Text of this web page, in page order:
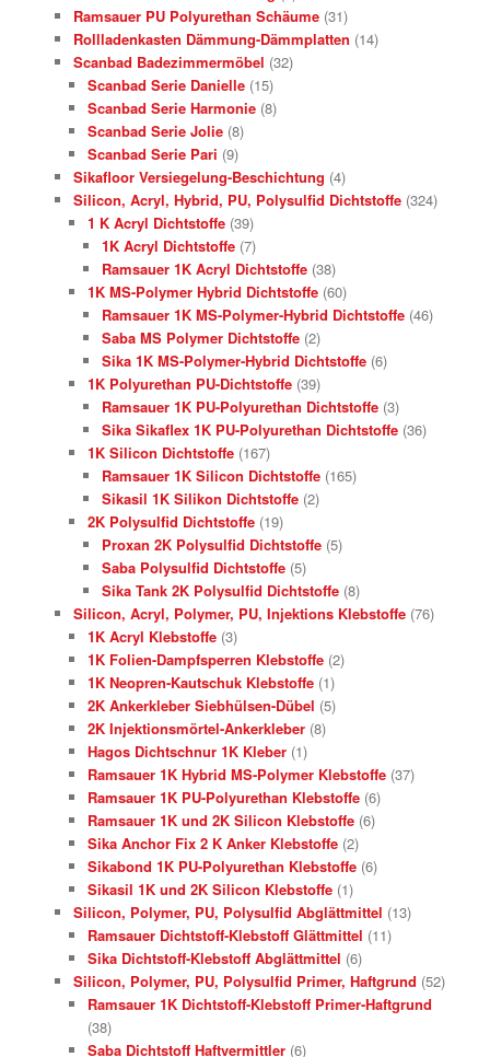
Ramsauer PU Polyurethan Schäume (31)
Rollladenkasten Dämmung-Dämmplatten (14)
Scanbad Badezimmermöbel (32)
Scanbad Serie Danielle (15)
Scanbad Serie Harmonie (8)
Scanbad Serie Jolie (8)
Scanbad Serie Pari (9)
Sikafloor Versiegelung-Beschichtung (4)
Silicon, Acryl, Hybrid, PU, Polysulfid Dichtstoffe (324)
1 K Acryl Dichtstoffe (39)
1K Acryl Dichtstoffe (7)
Ramsauer 1K Acryl Dichtstoffe (38)
1K MS-Polymer Hybrid Dichtstoffe (60)
Ramsauer 1K MS-Polymer-Hybrid Dichtstoffe (46)
Saba MS Polymer Dichtstoffe (2)
Sika 1K MS-Polymer-Hybrid Dichtstoffe (6)
1K Polyurethan PU-Dichtstoffe (39)
Ramsauer 1K PU-Polyurethan Dichtstoffe (3)
Sika Sikaflex 1K PU-Polyurethan Dichtstoffe (36)
1K Silicon Dichtstoffe (167)
Ramsauer 1K Silicon Dichtstoffe (165)
Sikasil 1K Silikon Dichtstoffe (2)
2K Polysulfid Dichtstoffe (19)
Proxan 2K Polysulfid Dichtstoffe (5)
Saba Polysulfid Dichtstoffe (5)
Sika Tank 2K Polysulfid Dichtstoffe (8)
Silicon, Acryl, Polymer, PU, Injektions Klebstoffe (76)
1K Acryl Klebstoffe (3)
1K Folien-Dampfsperren Klebstoffe (2)
1K Neopren-Kautschuk Klebstoffe (1)
2K Ankerkleber Siebhülsen-Dübel (5)
2K Injektionsmörtel-Ankerkleber (8)
Hagos Dichtschnur 1K Kleber (1)
Ramsauer 1K Hybrid MS-Polymer Klebstoffe (37)
Ramsauer 1K PU-Polyurethan Klebstoffe (6)
Ramsauer 1K und 2K Silicon Klebstoffe (6)
Sika Anchor Fix 2 K Anker Klebstoffe (2)
Sikabond 1K PU-Polyurethan Klebstoffe (6)
Sikasil 1K und 2K Silicon Klebstoffe (1)
Silicon, Polymer, PU, Polysulfid Abglättmittel (13)
Ramsauer Dichtstoff-Klebstoff Glättmittel (11)
Sika Dichtstoff-Klebstoff Abglättmittel (6)
Silicon, Polymer, PU, Polysulfid Primer, Haftgrund (52)
Ramsauer 1K Dichtstoff-Klebstoff Primer-Haftgrund
(38)
Saba Dichtstoff Haftvermittler (6)